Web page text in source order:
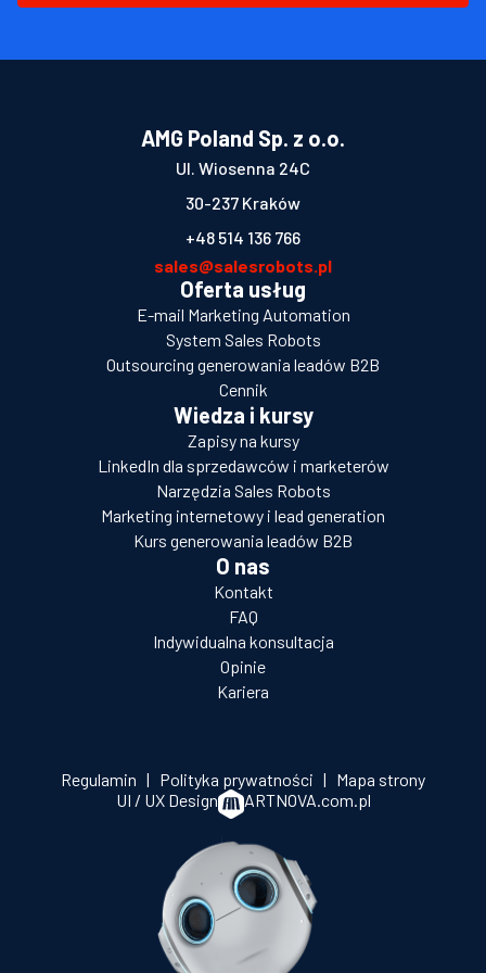
AMG Poland Sp. z o.o.
Ul. Wiosenna 24C
30-237 Kraków
+48 514 136 766
sales@salesrobots.pl
Oferta usług
E-mail Marketing Automation
System Sales Robots
Outsourcing generowania leadów B2B
Cennik
Wiedza i kursy
Zapisy na kursy
LinkedIn dla sprzedawców i marketerów
Narzędzia Sales Robots
Marketing internetowy i lead generation
Kurs generowania leadów B2B
O nas
Kontakt
FAQ
Indywidualna konsultacja
Opinie
Kariera
Regulamin | Polityka prywatności | Mapa strony
UI / UX Design
ARTNOVA.com.pl